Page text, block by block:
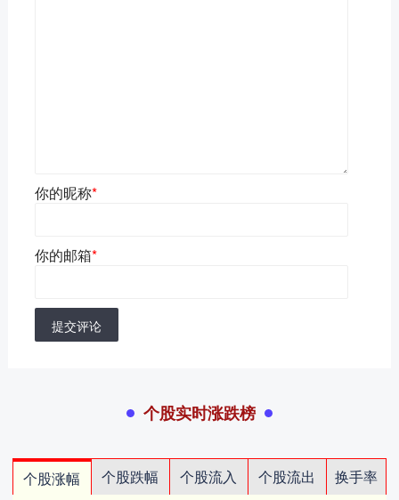
你的昵称*
你的邮箱*
提交评论
个股实时涨跌榜
个股涨幅 个股跌幅 个股流入 个股流出
换手率